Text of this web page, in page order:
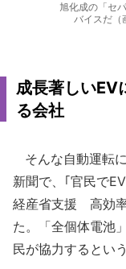
旭化成の「セ
バイスだ（
成長著しいEV
る会社
そんな自動運転
新聞で、｢官民で
経産省支援 高効
た。「全個体電池
民が協力するとい